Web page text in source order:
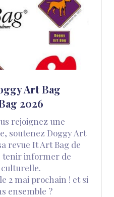
Art Bag
2026
rejoignez une
soutenez Doggy Art
revue It Art Bag de
tenir informer de
2 mai prochain ! et si
ensemble ?